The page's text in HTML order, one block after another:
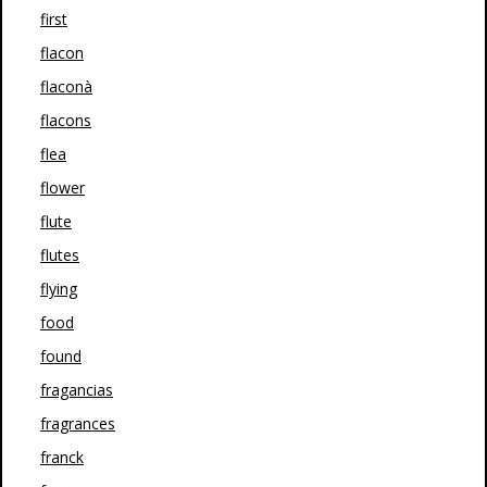
first
flacon
flaconà
flacons
flea
flower
flute
flutes
flying
food
found
fragancias
fragrances
franck